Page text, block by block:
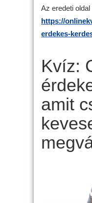
Az eredeti oldal
https://
erdekes-
Kvíz:
amit